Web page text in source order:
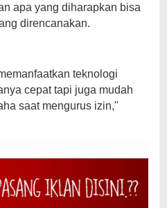
apa yang diharapkan bisa
direncanakan.
teknologi
cepat tapi juga mudah
saat mengurus izin,"